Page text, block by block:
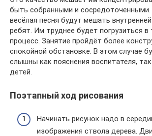
быть собранными и сосредоточенными.
весёлая песня будут мешать
ребят. Им труднее будет погрузиться в
процесс. Занятие пройдёт более
спокойной обстановке. В этом случае
слышны как пояснения воспитателя,
детей.
Поэтапный ход рисования
Начинать рисунок надо в
изображения ствола дерева.